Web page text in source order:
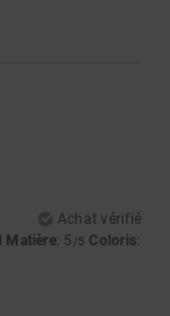
Achat vérifié
Matière: 5 /5 Coloris: